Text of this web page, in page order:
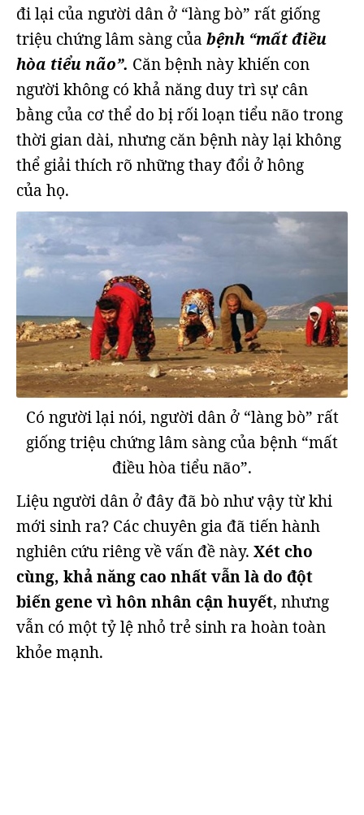
đi lại của người dân ở “làng bò” rất giống
triệu chứng lâm sàng của bệnh “mất điều
hòa tiểu não”. Căn bệnh này khiến con
người không có khả năng duy trì sự cân
bằng của cơ thể do bị rối loạn tiểu não trong
thời gian dài, nhưng căn bệnh này lại không
thể giải thích rõ những thay đổi ở hông
của họ.
Có người lại nói, người dân ở “làng bò” rất
giống triệu chứng lâm sàng của bệnh “mất
điều hòa tiểu não”.
Liệu người dân ở đây đã bò như vậy từ khi
mới sinh ra? Các chuyên gia đã tiến hành
nghiên cứu riêng về vấn đề này. Xét cho
cùng, khả năng cao nhất vẫn là do đột
biến gene vì hôn nhân cận huyết, nhưng
vẫn có một tỷ lệ nhỏ trẻ sinh ra hoàn toàn
khỏe mạnh.